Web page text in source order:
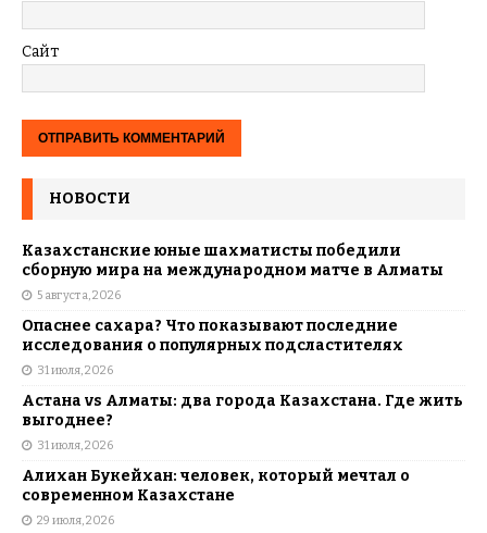
Сайт
НОВОСТИ
Казахстанские юные шахматисты победили
сборную мира на международном матче в Алматы
5 августа, 2026
Опаснее сахара? Что показывают последние
исследования о популярных подсластителях
31 июля, 2026
Астана vs Алматы: два города Казахстана. Где жить
выгоднее?
31 июля, 2026
Алихан Букейхан: человек, который мечтал о
современном Казахстане
29 июля, 2026